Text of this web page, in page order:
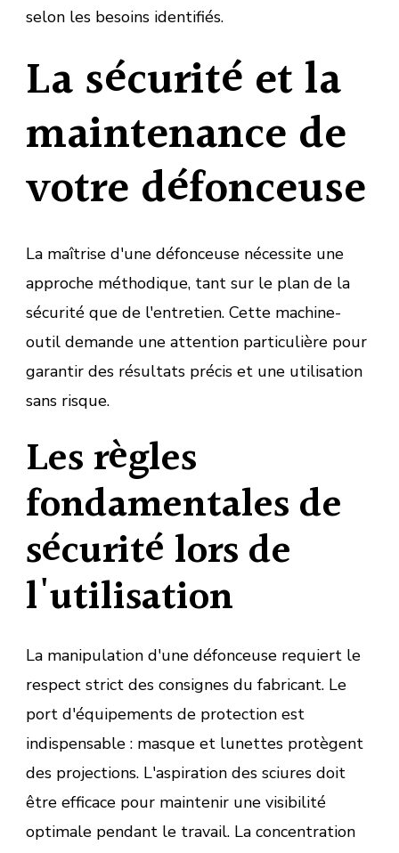
selon les besoins identifiés.
La sécurité et la
maintenance de
votre défonceuse
La maîtrise d'une défonceuse nécessite une
approche méthodique, tant sur le plan de la
sécurité que de l'entretien. Cette machine-
outil demande une attention particulière pour
garantir des résultats précis et une utilisation
sans risque.
Les règles
fondamentales de
sécurité lors de
l'utilisation
La manipulation d'une défonceuse requiert le
respect strict des consignes du fabricant. Le
port d'équipements de protection est
indispensable : masque et lunettes protègent
des projections. L'aspiration des sciures doit
être efficace pour maintenir une visibilité
optimale pendant le travail. La concentration